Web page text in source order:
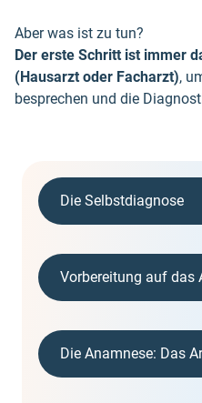
Aber was ist zu tun?
Der erste Schritt ist immer
(Hausarzt oder Facharzt),
besprechen und die
Die Selbstdiagnose
Vorbereitung auf das
Die Anamnese: Das